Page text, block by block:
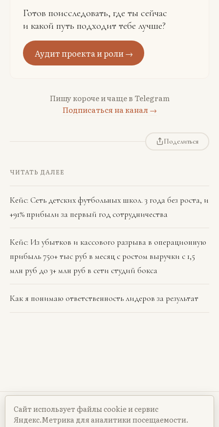
Готов поисследовать, где ты сейчас
и какой путь подходит тебе лучше?
Аудит проекта и роли →
Пишу короче и чаще в Telegram
Подписаться на канал →
Поделиться
ЧИТАТЬ ДАЛЕЕ
Кейс: Сеть детских футбольных школ. 3 года без роста, и
+91% прибыли за первый год сотрудничества
Кейс: Из убытков и кассового разрыва в операционную
прибыль 750+ тыс руб в месяц с ростом выручки с 1,5
млн руб до 3+ млн руб в сети студий бокса
Как я понимаю ответственность лидеров за результат
Политика конфиденциальности
Сайт использует файлы cookie и сервис
Яндекс.Метрика для аналитики посещаемости.